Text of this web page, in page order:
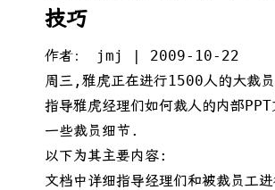
技巧
作者： jmj | 2009-10-22
周三,雅虎正在进行1500人的大裁
指导雅虎经理们如何裁人的内部PPT
一些裁员细节.
以下为其主要内容:
文档中详细指导经理们和被裁员工